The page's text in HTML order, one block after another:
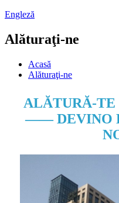
Engleză
Alăturaţi-ne
Acasă
Alăturaţi-ne
ALĂTURĂ-TE
—— DEVINO